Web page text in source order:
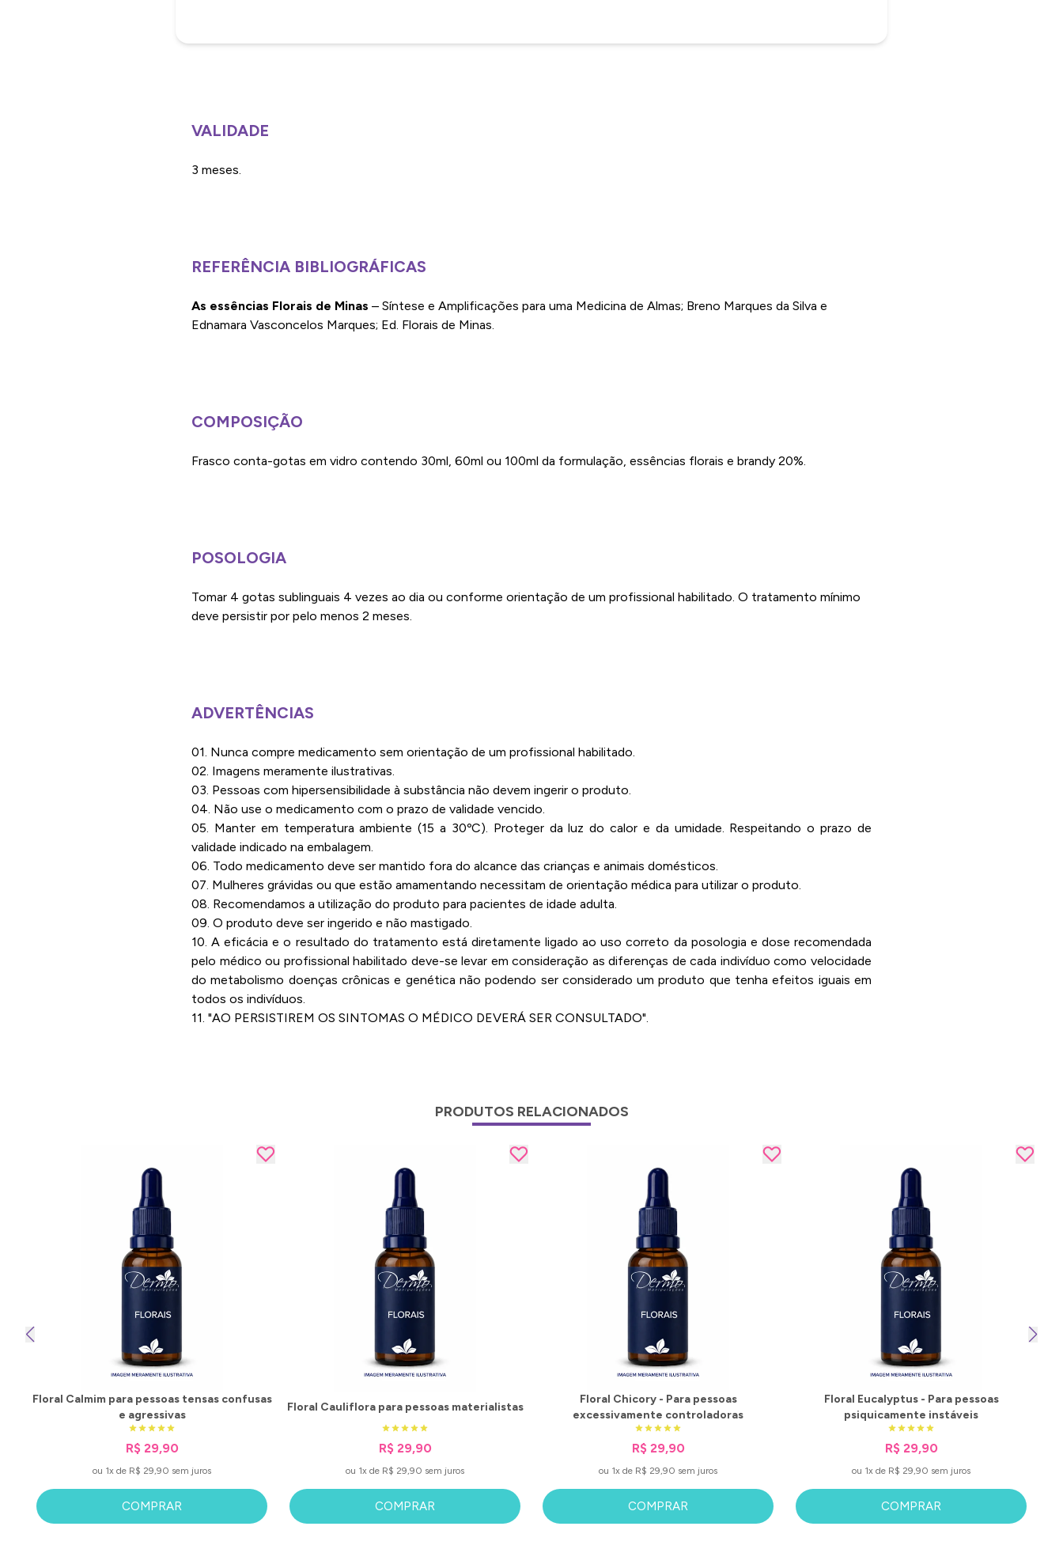
VALIDADE
3 meses.
REFERÊNCIA BIBLIOGRÁFICAS
As essências Florais de Minas – Síntese e Amplificações para uma Medicina de Almas; Breno Marques da Silva e
Ednamara Vasconcelos Marques; Ed. Florais de Minas.
COMPOSIÇÃO
Frasco conta-gotas em vidro contendo 30ml, 60ml ou 100ml da formulação, essências florais e brandy 20%.
POSOLOGIA
Tomar 4 gotas sublinguais 4 vezes ao dia ou conforme orientação de um profissional habilitado. O tratamento mínimo
deve persistir por pelo menos 2 meses.
ADVERTÊNCIAS
01. Nunca compre medicamento sem orientação de um profissional habilitado.
02. Imagens meramente ilustrativas.
03. Pessoas com hipersensibilidade à substância não devem ingerir o produto.
04. Não use o medicamento com o prazo de validade vencido.
05. Manter em temperatura ambiente (15 a 30ºC). Proteger da luz do calor e da umidade. Respeitando o prazo de
validade indicado na embalagem.
06. Todo medicamento deve ser mantido fora do alcance das crianças e animais domésticos.
07. Mulheres grávidas ou que estão amamentando necessitam de orientação médica para utilizar o produto.
08. Recomendamos a utilização do produto para pacientes de idade adulta.
09. O produto deve ser ingerido e não mastigado.
10. A eficácia e o resultado do tratamento está diretamente ligado ao uso correto da posologia e dose recomendada
pelo médico ou profissional habilitado deve-se levar em consideração as diferenças de cada indivíduo como velocidade
do metabolismo doenças crônicas e genética não podendo ser considerado um produto que tenha efeitos iguais em
todos os indivíduos.
11. "AO PERSISTIREM OS SINTOMAS O MÉDICO DEVERÁ SER CONSULTADO".
PRODUTOS RELACIONADOS
Floral Calmim para pessoas tensas confusas
e agressivas
R$ 29,90
ou 1x de R$ 29,90 sem juros
COMPRAR
Floral Cauliflora para pessoas materialistas
R$ 29,90
ou 1x de R$ 29,90 sem juros
COMPRAR
Floral Chicory - Para pessoas
excessivamente controladoras
R$ 29,90
ou 1x de R$ 29,90 sem juros
COMPRAR
Floral Eucalyptus - Para pessoas
psiquicamente instáveis
R$ 29,90
ou 1x de R$ 29,90 sem juros
COMPRAR